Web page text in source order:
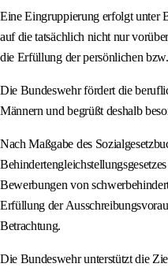
Eine Eingruppierung erfolgt unter
auf die tatsächlich nicht nur
die Erfüllung der persönlichen
Die Bundeswehr fördert die
Männern und begrüßt deshalb
Nach Maßgabe des
Bewerbungen von
Erfüllung der
Betrachtung.
Die Bundeswehr unterstützt die